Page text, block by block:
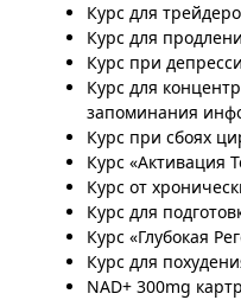
Курс для
Курс для
Курс при
Курс для
запоминания
Курс при сбоях
Курс «Активация
Курс от
Курс для
Курс «Глубокая
Курс для
NAD+ 300mg